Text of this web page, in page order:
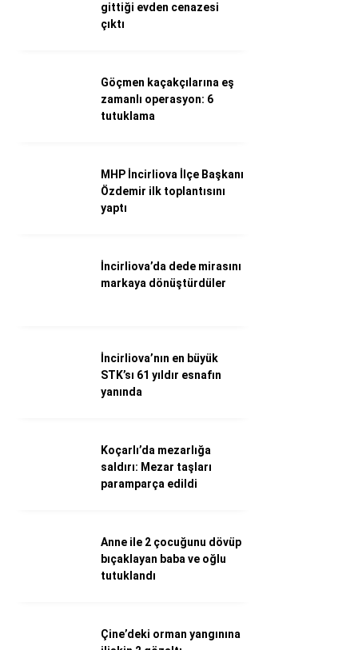
gittiği evden cenazesi
çıktı
Göçmen kaçakçılarına eş
zamanlı operasyon: 6
tutuklama
MHP İncirliova İlçe Başkanı
Özdemir ilk toplantısını
yaptı
İncirliova’da dede mirasını
markaya dönüştürdüler
İncirliova’nın en büyük
STK’sı 61 yıldır esnafın
yanında
Koçarlı’da mezarlığa
saldırı: Mezar taşları
paramparça edildi
Anne ile 2 çocuğunu dövüp
bıçaklayan baba ve oğlu
tutuklandı
Çine’deki orman yangınına